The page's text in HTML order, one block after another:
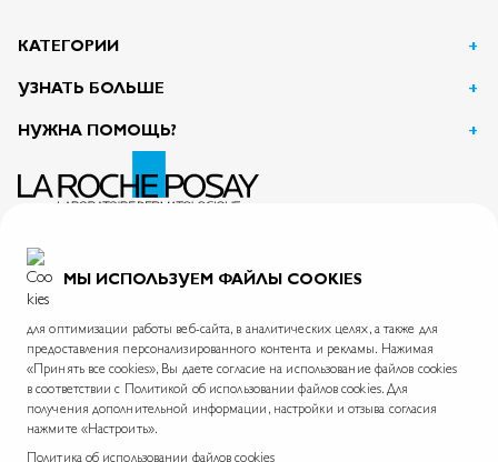
КАТЕГОРИИ
УЗНАТЬ БОЛЬШЕ
НУЖНА ПОМОЩЬ?
125047, г. Москва, вн.тер.г. муниципальный округ Тверской, пл. Тверская Застава, дом 4
ИНН 7726059896
На информационном ресурсе применяются рекомендательные технологии.
Политика обработки персональных данныхКарта сайта
Skin.ruМеждународный сайт
МЫ ИСПОЛЬЗУЕМ ФАЙЛЫ COOKIES
для оптимизации работы веб-сайта, в аналитических целях, а также для
предоставления персонализированного контента и рекламы. Нажимая
«Принять все cookies», Вы даете согласие на использование файлов cookies
в соответствии с Политикой об использовании файлов cookies. Для
получения дополнительной информации, настройки и отзыва согласия
нажмите «Настроить».
Политика об использовании файлов cookies